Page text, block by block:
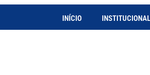
INÍCIO INSTITUCIONAL